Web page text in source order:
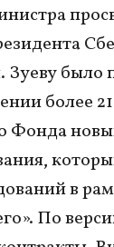
было
более
Фонда
в
По